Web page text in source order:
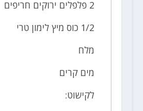
2 פלפלים ירוקים חריפים
1/2 כוס מיץ לימון טרי
מלח
מים קרים
לקישוט: